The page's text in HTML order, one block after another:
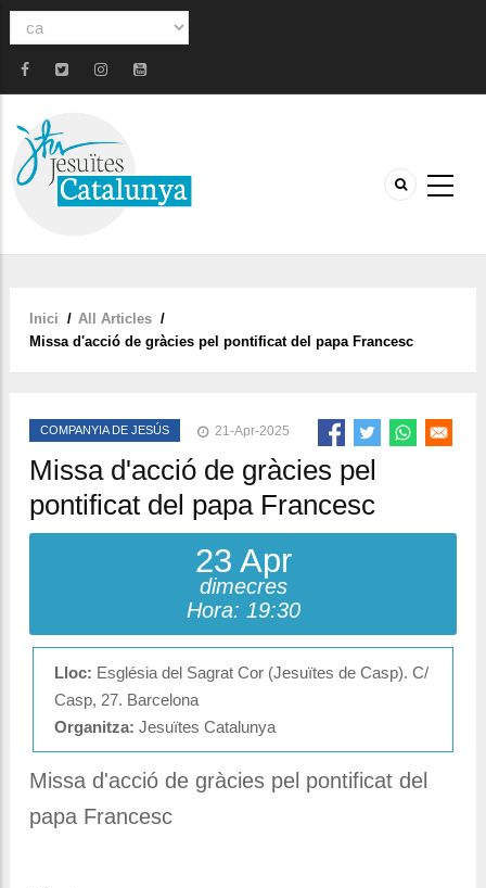
Select
language
Fil
d'ariadna
Inici / All Articles /
Missa d'acció de gràcies pel pontificat del papa Francesc
COMPANYIA DE JESÚS 21-Apr-2025
Missa d'acció de gràcies pel
pontificat del papa Francesc
23 Apr
dimecres
Hora: 19:30
Lloc: Església del Sagrat Cor (Jesuïtes de Casp). C/
Casp, 27. Barcelona
Organitza: Jesuïtes Catalunya
Missa d'acció de gràcies pel pontificat del
papa Francesc